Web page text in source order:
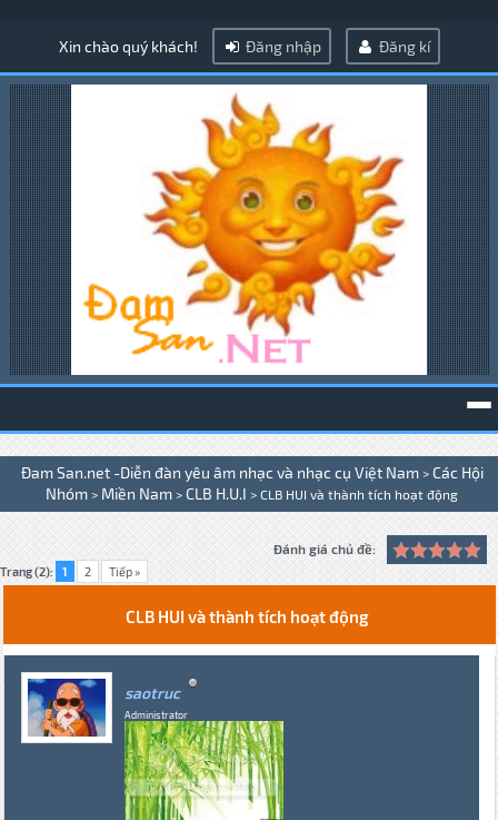
Xin chào quý khách! Đăng nhập Đăng kí
Đam San.net -Diễn đàn yêu âm nhạc và nhạc cụ Việt Nam > Các Hội
Nhóm > Miền Nam > CLB H.U.I > CLB HUI và thành tích hoạt động
Trang (2): 1 2 Tiếp »
Đánh giá chủ đề:
CLB HUI và thành tích hoạt động
saotruc
Administrator